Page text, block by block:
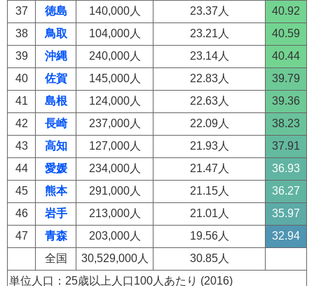
37
徳島 140,000人 23.37人
40.92
38
鳥取 104,000人 23.21人
40.59
39
沖縄 240,000人 23.14人
40.44
40
佐賀 145,000人 22.83人
39.79
41
島根 124,000人 22.63人
39.36
42
長崎 237,000人 22.09人
38.23
43
高知 127,000人 21.93人
37.91
44
愛媛 234,000人 21.47人
36.93
45
熊本 291,000人 21.15人
36.27
46
岩手 213,000人 21.01人
35.97
47
青森 203,000人 19.56人
32.94
全国
30,529,000人
30.85人
単位人口：25歳以上人口100人あたり (2016)